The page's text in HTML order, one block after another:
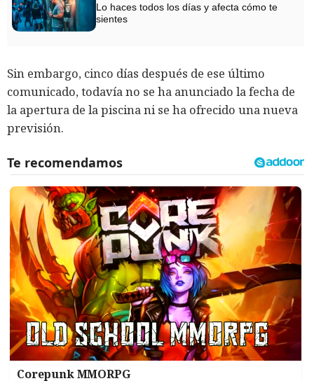
Lo haces todos los días y afecta cómo te
sientes
Sin embargo, cinco días después de ese último
comunicado, todavía no se ha anunciado la fecha de
la apertura de la piscina ni se ha ofrecido una nueva
previsión.
Corepunk MMORPG